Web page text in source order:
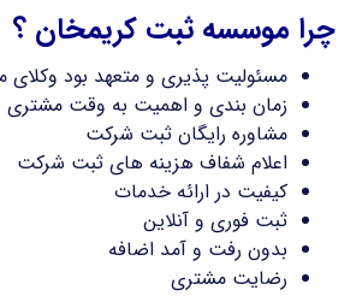
چرا موسسه ثبت کریمخان ؟
مسئولیت پذیری و متعهد بود
زمان بندی و اهمیت به وقت مشتری
مشاوره رایگان ثبت شرکت
اعلام شفاف هزینه های ثبت شرکت
کیفیت در ارائه خدمات
ثبت فوری و آنلاین
بدون رفت و آمد اضافه
رضایت مشتری